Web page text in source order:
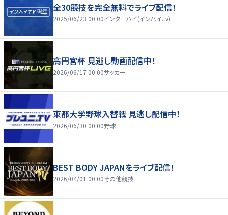
全30競技を完全無料でライブ配信！
2025/06/23 00:00インターハイ(インハイ.tv)
高円宮杯 見逃し動画配信中！
2026/06/17 00:00サッカー
東都大学野球入替戦 見逃し配信中！
2026/06/30 00:00野球
BEST BODY JAPANをライブ配信！
2026/04/01 00:00その他競技